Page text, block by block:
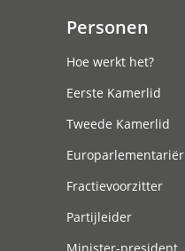
Personen
Hoe werkt het?
Eerste Kamerlid
Tweede Kamerlid
Europarlementariër
Fractievoorzitter
Partijleider